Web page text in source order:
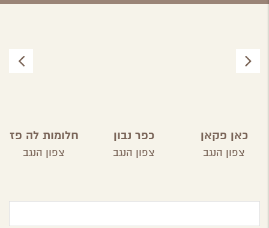
כאן פקאן
צפון הנגב
כפר נבון
צפון הנגב
חלומות לה פז
צפון הנגב